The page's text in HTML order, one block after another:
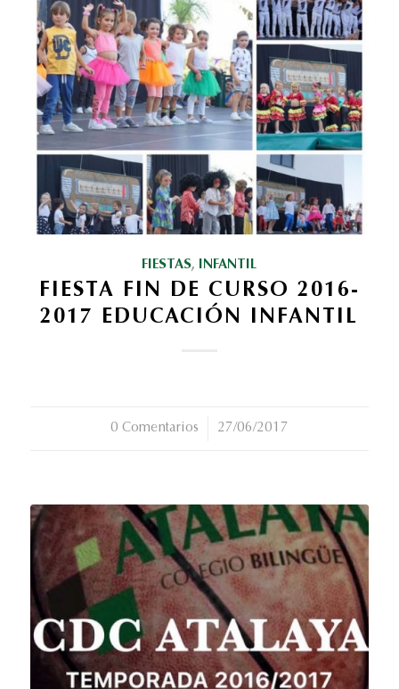
FIESTAS, INFANTIL
FIESTA FIN DE CURSO 2016-
2017 EDUCACIÓN INFANTIL
0 Comentarios
/ 27/06/2017